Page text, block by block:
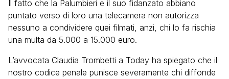
Il fatto che la Palumbieri e il suo fidanzato abbiano
puntato verso di loro una telecamera non autorizza
nessuno a condividere quei filmati, anzi, chi lo fa rischia
una multa da 5.000 a 15.000 euro.
L’avvocata Claudia Trombetti a Today ha spiegato che il
nostro codice penale punisce severamente chi diffonde